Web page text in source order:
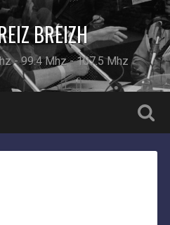
BREIZH
- 99.4 Mhz - 107.5 Mhz